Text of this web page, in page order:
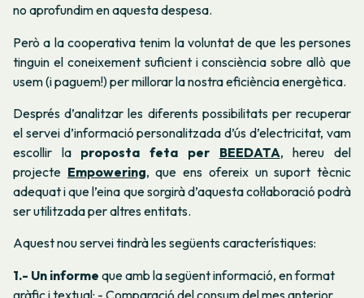
no aprofundim en aquesta despesa.
Però a la cooperativa tenim la voluntat de que les persones
tinguin el coneixement suficient i consciència sobre allò que
usem (i paguem!) per millorar la nostra eficiència energètica.
Després d’analitzar les diferents possibilitats per recuperar
el servei d’informació personalitzada d’ús d’electricitat, vam
escollir la proposta feta per BEEDATA, hereu del
projecte Empowering, que ens ofereix un suport tècnic
adequat i que l’eina que sorgirà d’aquesta col·laboració podrà
ser utilitzada per altres entitats.
Aquest nou servei tindrà les següents característiques:
1.- Un informe que amb la següent informació, en format
gràfic i textual: - Comparació del consum del mes anterior